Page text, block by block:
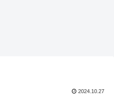
2024.10.27